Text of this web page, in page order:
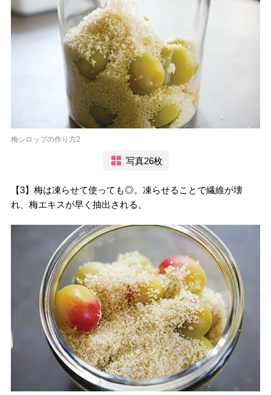
梅シロップの作り方2
写真26枚
【3】梅は凍らせて使っても◎。凍らせることで繊維が壊
れ、梅エキスが早く抽出される。